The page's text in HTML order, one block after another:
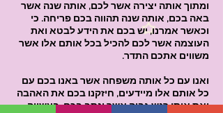
ומתוך אותה יצירה אשר לכם, אותה שנה אשר
באה בכם, אותה שנה תהווה בכם פריחה. כי
וכאשר אמרנו, יש בכם את הידע לבטא ואת
העוצמה אשר לכם להכיל בכל אותם אלו אשר
משווים אתכם התדר.
ואנו עם כל אותה משפחה אשר באנו בכם עם
כל אותם אלו מיידעים, חיזקנו בכם את האהבה
ואת אותו רגש גבוה אשר ינתב בכם, בעשייה.